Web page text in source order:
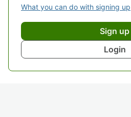
What you can do with signing up
Sign up
Login